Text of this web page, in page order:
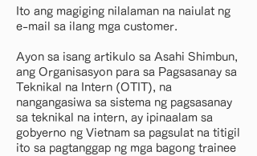
Ito ang magiging nilalaman na naiulat ng
e-mail sa ilang mga customer.
Ayon sa isang artikulo sa Asahi Shimbun,
ang Organisasyon para sa Pagsasanay sa
Teknikal na Intern (OTIT), na
nangangasiwa sa sistema ng pagsasanay
sa teknikal na intern, ay ipinaalam sa
gobyerno ng Vietnam sa pagsulat na titigil
ito sa pagtanggap ng mga bagong trainee